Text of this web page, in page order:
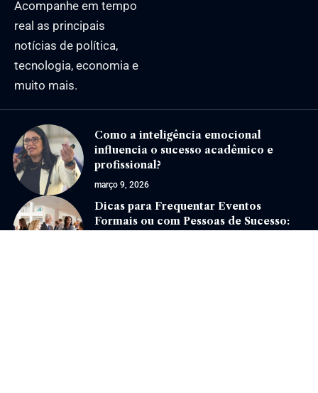
Acompanhe em tempo
real as principais
notícias de política,
tecnologia, economia e
muito mais.
Como a inteligência emocional
influencia o sucesso acadêmico e
profissional?
março 9, 2026
Dicas para Frequentar Eventos
Formais ou com Pessoas de Sucesso: